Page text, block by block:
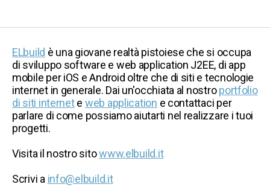
ELbuild è una giovane realtà pistoiese che si occupa
di sviluppo software e web application J2EE, di app
mobile per iOS e Android oltre che di siti e tecnologie
internet in generale. Dai un'occhiata al nostroportfolio
di siti internete web application e contattaci per
parlare di come possiamo aiutarti nel realizzare i tuoi
progetti.
Visita il nostro sitowww.elbuild.it
Scrivi a info@elbuild.it